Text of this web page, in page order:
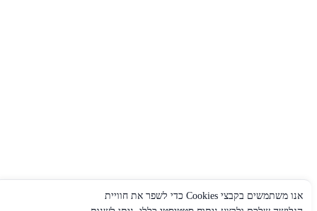
אנו משתמשים בקבצי Cookies כדי לשפר את חוויית